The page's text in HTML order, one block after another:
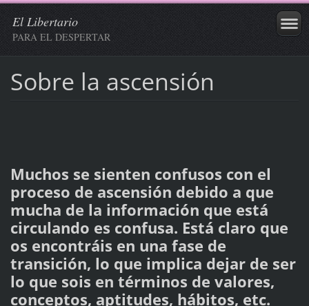
El Libertario
PARA EL DESPERTAR
Sobre la ascensión
Muchos se sienten confusos con el
proceso de ascensión debido a que
mucha de la información que está
circulando es confusa. Está claro que
os encontráis en una fase de
transición, lo que implica dejar de ser
lo que sois en términos de valores,
conceptos, aptitudes, hábitos, etc.